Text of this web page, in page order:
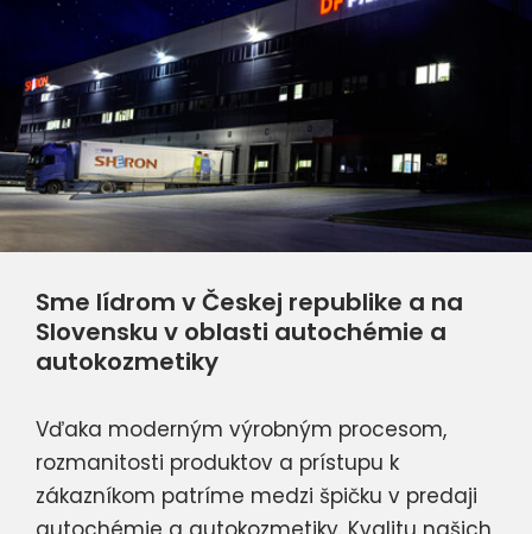
Sme lídrom v Českej republike a na
Slovensku v oblasti autochémie a
autokozmetiky
Vďaka moderným výrobným procesom,
rozmanitosti produktov a prístupu k
zákazníkom patríme medzi špičku v predaji